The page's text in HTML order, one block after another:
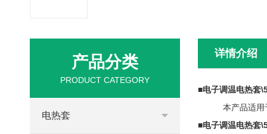
详情介绍
■电子调温电热
本产品适用于
■电子调温电热
产品分类
PRODUCT CATEGORY
电热套